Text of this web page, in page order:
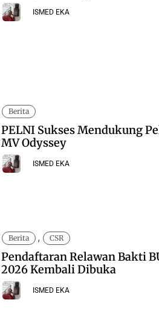
ISMED EKA
Berita
PELNI Sukses Mendukung
MV Odyssey
ISMED EKA
Berita , CSR
Pendaftaran Relawan Bakti
2026 Kembali Dibuka
ISMED EKA